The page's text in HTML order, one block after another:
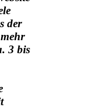
der
3 bis